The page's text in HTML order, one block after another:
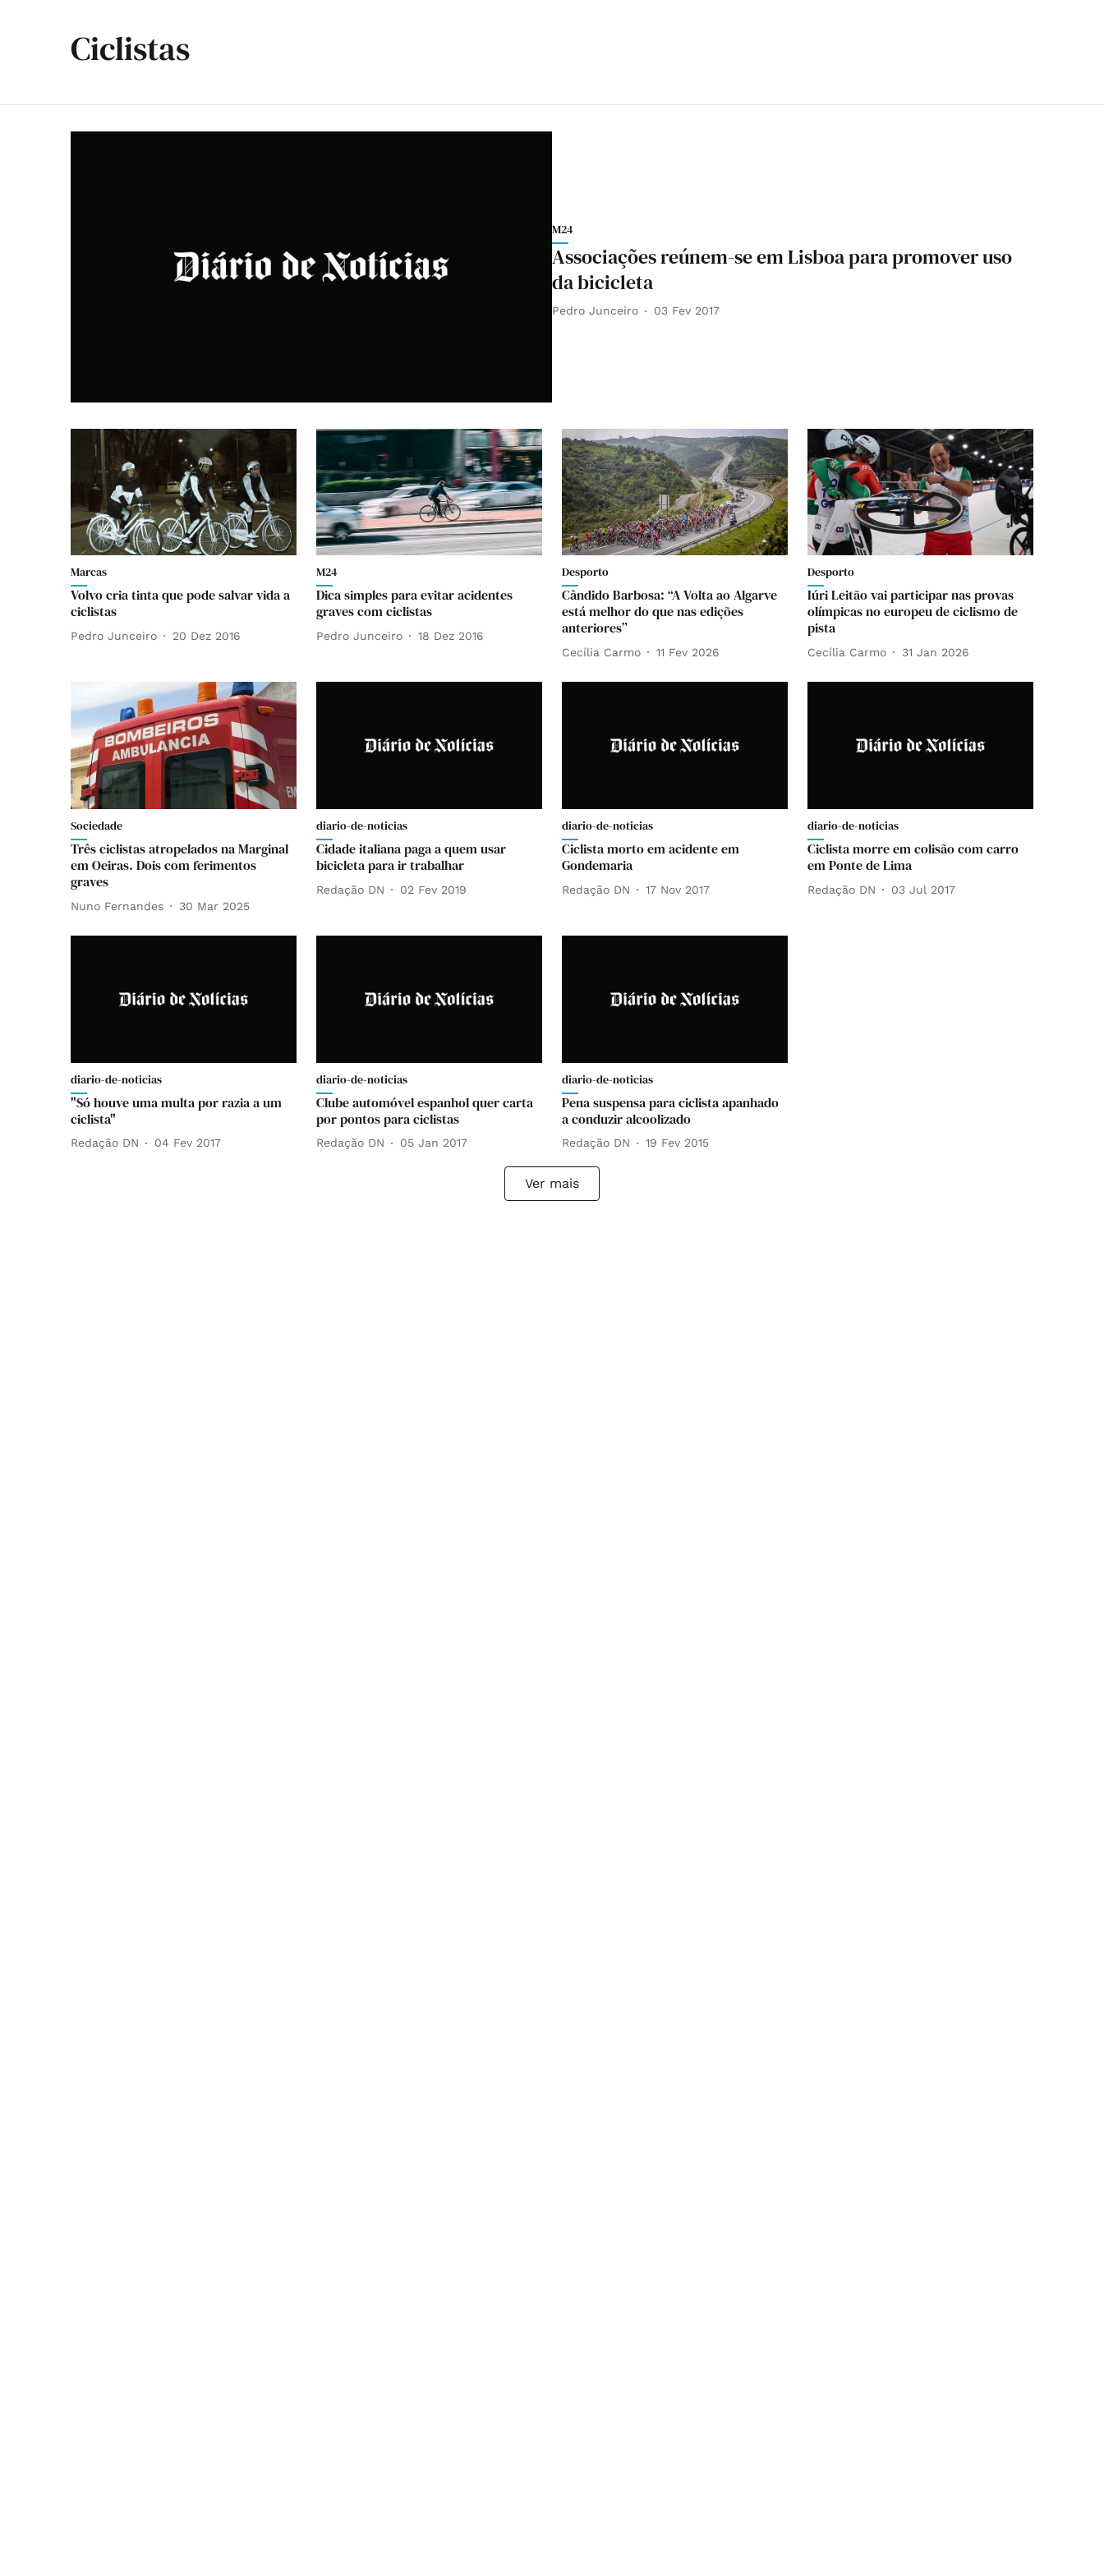
Ciclistas
M24
Associações reúnem-se em Lisboa para promover uso
da bicicleta
Pedro Junceiro 03 Fev 2017
Marcas
Volvo cria tinta que pode salvar vida a
ciclistas
Pedro Junceiro 20 Dez 2016
M24
Dica simples para evitar acidentes
graves com ciclistas
Pedro Junceiro 18 Dez 2016
Desporto
Cândido Barbosa: “A Volta ao Algarve
está melhor do que nas edições
anteriores”
Cecília Carmo 11 Fev 2026
Desporto
Iúri Leitão vai participar nas provas
olímpicas no europeu de ciclismo de
pista
Cecília Carmo 31 Jan 2026
Sociedade
Três ciclistas atropelados na Marginal
em Oeiras. Dois com ferimentos
graves
Nuno Fernandes 30 Mar 2025
diario-de-noticias
Cidade italiana paga a quem usar
bicicleta para ir trabalhar
Redação DN 02 Fev 2019
diario-de-noticias
Ciclista morto em acidente em
Gondemaria
Redação DN 17 Nov 2017
diario-de-noticias
Ciclista morre em colisão com carro
em Ponte de Lima
Redação DN 03 Jul 2017
diario-de-noticias
"Só houve uma multa por razia a um
ciclista"
Redação DN 04 Fev 2017
diario-de-noticias
Clube automóvel espanhol quer carta
por pontos para ciclistas
Redação DN 05 Jan 2017
diario-de-noticias
Pena suspensa para ciclista apanhado
a conduzir alcoolizado
Redação DN 19 Fev 2015
Ver mais